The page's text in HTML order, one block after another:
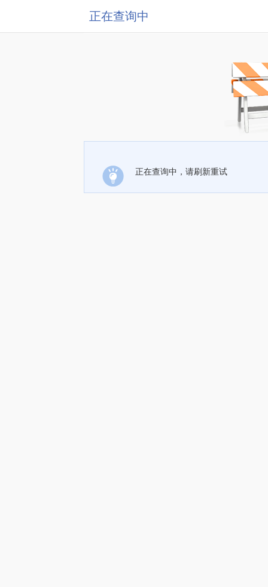
正在查询中
正在查询中，请刷新重试